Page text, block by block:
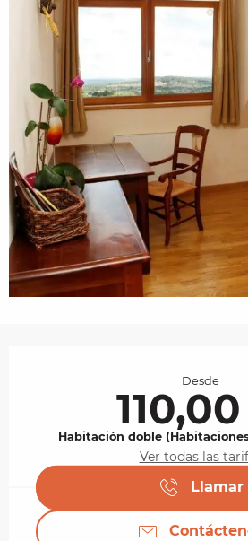
Desde
Habitación doble
Ver todas las
Llamar